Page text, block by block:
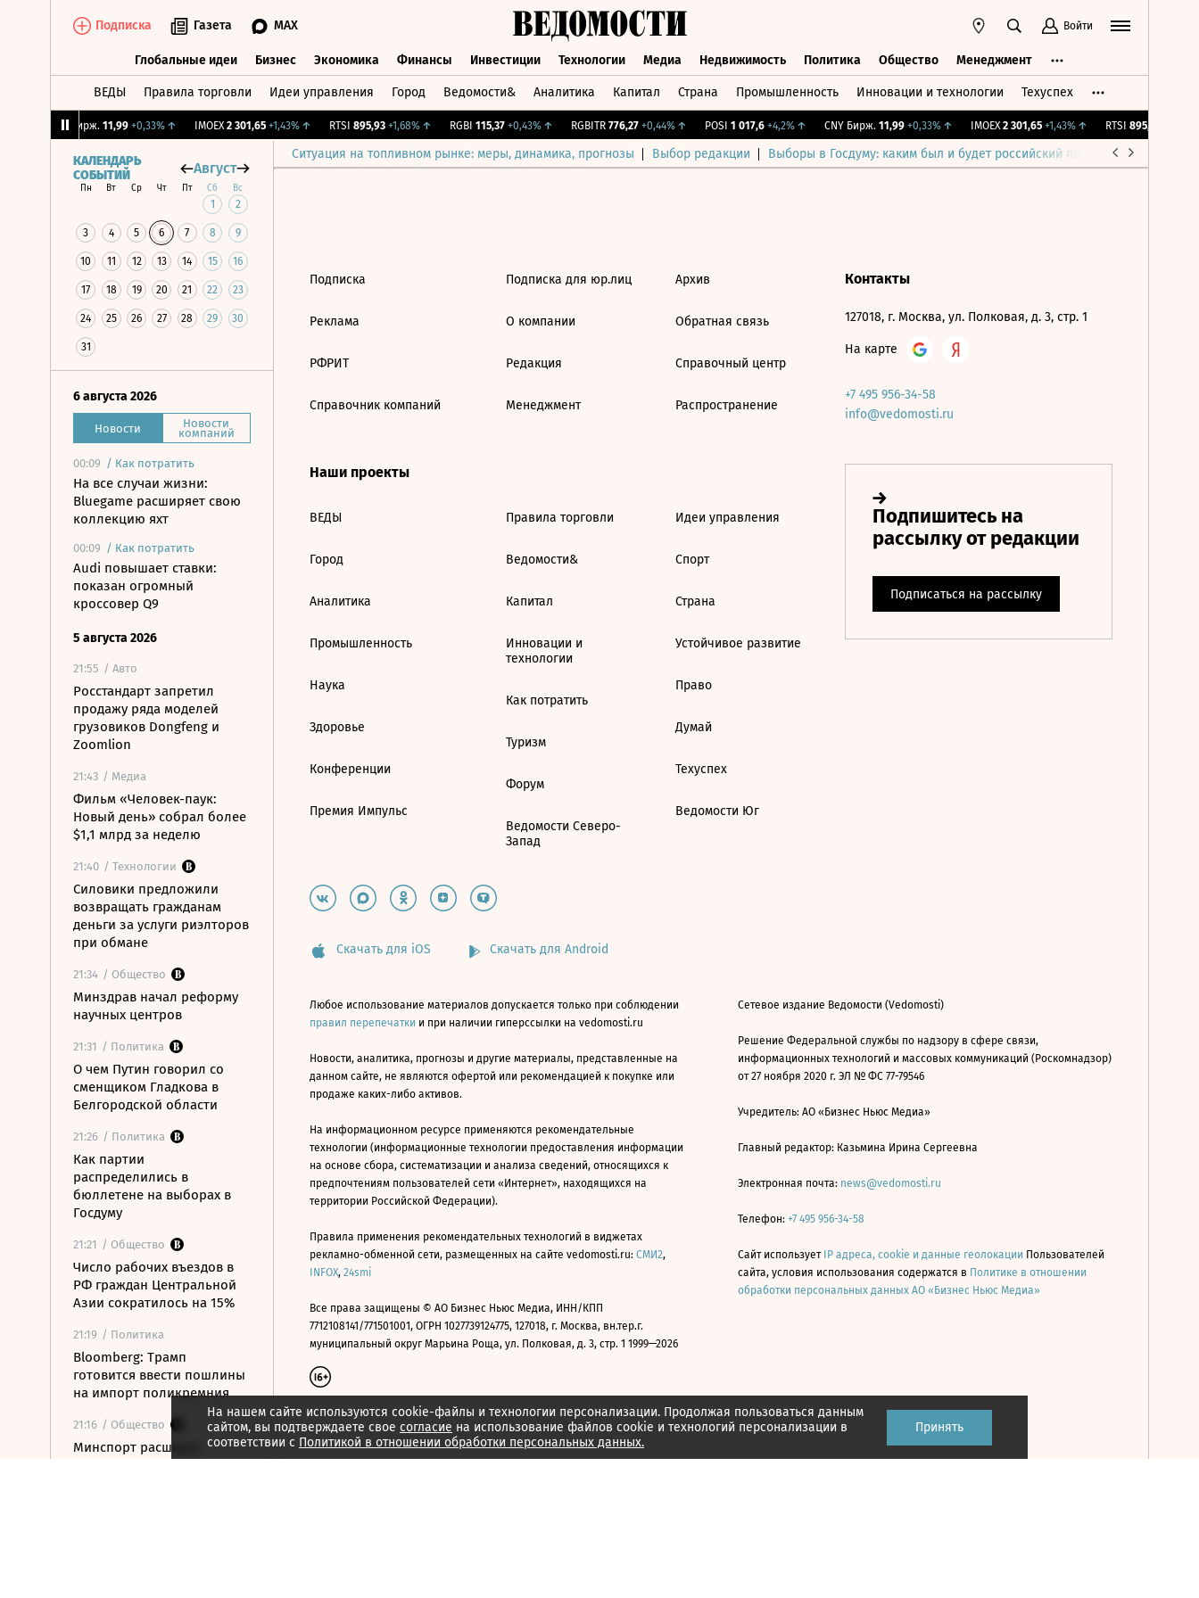
Подписка Газета MAX Войти
Глобальные идеи Бизнес Экономика Финансы Инвестиции Технологии Медиа Недвижимость Политика Общество Менеджмент
ВЕДЫ Правила торговли Идеи управления Город Ведомости& Аналитика Капитал Страна Промышленность Инновации и технологии Техуспех
CNY Бирж. 11,99 +0,33%↑ IMOEX 2 301,65 +1,43%↑ RTSI 895,93 +1,68%↑ RGBI 115,37 +0,43%↑ RGBITR 776,27 +0,44%↑ POSI 1 017,6 +4,2%↑ CNY Бирж. 11,99 +0,33%↑ IMOEX 2 301,65 +1,43%↑ RTSI 895,93
Ситуация на топливном рынке: меры, динамика, прогнозы Выбор редакции Выборы в Госдуму: каким был и будет российский парламент
КАЛЕНДАРЬ
СОБЫТИЙ
Август
Пн Вт Ср Чт Пт Сб Вс
1 2
3 4 5 6 7 8 9
10 11 12 13 14 15 16
17 18 19 20 21 22 23
24 25 26 27 28 29 30
31
6 августа 2026
Новости Новости
компаний
00:09 / Как потратить
На все случаи жизни:
Bluegame расширяет свою
коллекцию яхт
00:09 / Как потратить
Audi повышает ставки:
показан огромный
кроссовер Q9
5 августа 2026
21:55 / Авто
Росстандарт запретил
продажу ряда моделей
грузовиков Dongfeng и
Zoomlion
21:43 / Медиа
Фильм «Человек-паук:
Новый день» собрал более
$1,1 млрд за неделю
21:40 / Технологии
Силовики предложили
возвращать гражданам
деньги за услуги риэлторов
при обмане
21:34 / Общество
Минздрав начал реформу
научных центров
21:31 / Политика
О чем Путин говорил со
сменщиком Гладкова в
Белгородской области
21:26 / Политика
Как партии
распределились в
бюллетене на выборах в
Госдуму
21:21 / Общество
Число рабочих въездов в
РФ граждан Центральной
Азии сократилось на 15%
21:19 / Политика
Bloomberg: Трамп
готовится ввести пошлины
на импорт поликремния
21:16 / Общество
Минспорт расширит
На нашем сайте используются cookie-файлы и технологии персонализации. Продолжая пользоваться данным
сайтом, вы подтверждаете свое согласие на использование файлов cookie и технологий персонализации в
соответствии с Политикой в отношении обработки персональных данных.
Принять
Подписка
Реклама
РФРИТ
Справочник компаний
Подписка для юр.лиц
О компании
Редакция
Менеджмент
Архив
Обратная связь
Справочный центр
Распространение
Наши проекты
ВЕДЫ
Город
Аналитика
Промышленность
Наука
Здоровье
Конференции
Премия Импульс
Правила торговли
Ведомости&
Капитал
Инновации и
технологии
Как потратить
Туризм
Форум
Ведомости Северо-
Запад
Идеи управления
Спорт
Страна
Устойчивое развитие
Право
Думай
Техуспех
Ведомости Юг
Контакты
127018, г. Москва, ул. Полковая, д. 3, стр. 1
На карте
+7 495 956-34-58
info@vedomosti.ru
Скачать для iOS Скачать для Android
Любое использование материалов допускается только при соблюдении
правил перепечатки и при наличии гиперссылки на vedomosti.ru
Новости, аналитика, прогнозы и другие материалы, представленные на
данном сайте, не являются офертой или рекомендацией к покупке или
продаже каких-либо активов.
На информационном ресурсе применяются рекомендательные
технологии (информационные технологии предоставления информации
на основе сбора, систематизации и анализа сведений, относящихся к
предпочтениям пользователей сети «Интернет», находящихся на
территории Российской Федерации).
Правила применения рекомендательных технологий в виджетах
рекламно-обменной сети, размещенных на сайте vedomosti.ru: СМИ2,
INFOX, 24smi
Все права защищены © АО Бизнес Ньюс Медиа, ИНН/КПП
7712108141/771501001, ОГРН 1027739124775, 127018, г. Москва, вн.тер.г.
муниципальный округ Марьина Роща, ул. Полковая, д. 3, стр. 1 1999—2026
Сетевое издание Ведомости (Vedomosti)
Решение Федеральной службы по надзору в сфере связи,
информационных технологий и массовых коммуникаций (Роскомнадзор)
от 27 ноября 2020 г. ЭЛ № ФС 77-79546
Учредитель: АО «Бизнес Ньюс Медиа»
Главный редактор: Казьмина Ирина Сергеевна
Электронная почта: news@vedomosti.ru
Телефон: +7 495 956-34-58
Сайт использует IP адреса, cookie и данные геолокации Пользователей
сайта, условия использования содержатся в Политике в отношении
обработки персональных данных АО «Бизнес Ньюс Медиа»